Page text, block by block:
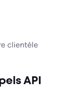
clientèle
API